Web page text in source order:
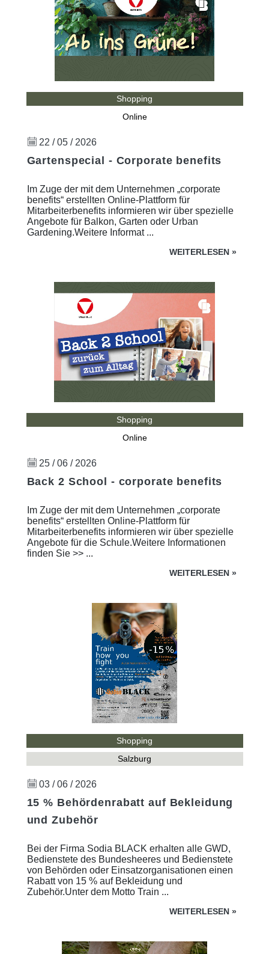
Shopping
Online
22 / 05 / 2026
Gartenspecial - Corporate benefits
Im Zuge der mit dem Unternehmen „corporate
benefits“ erstellten Online-Plattform für
Mitarbeiterbenefits informieren wir über spezielle
Angebote für Balkon, Garten oder Urban
Gardening.Weitere Informat ...
WEITERLESEN »
Shopping
Online
25 / 06 / 2026
Back 2 School - corporate benefits
Im Zuge der mit dem Unternehmen „corporate
benefits“ erstellten Online-Plattform für
Mitarbeiterbenefits informieren wir über spezielle
Angebote für die Schule.Weitere Informationen
finden Sie >> ...
WEITERLESEN »
Shopping
Salzburg
03 / 06 / 2026
15 % Behördenrabatt auf Bekleidung
und Zubehör
Bei der Firma Sodia BLACK erhalten alle GWD,
Bedienstete des Bundesheeres und Bedienstete
von Behörden oder Einsatzorganisationen einen
Rabatt von 15 % auf Bekleidung und
Zubehör.Unter dem Motto Train ...
WEITERLESEN »